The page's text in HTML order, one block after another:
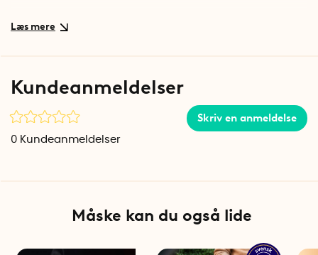
Velegnet til alle typer grill
grillristen, mens dens længde gør, at du kan holde en sikker
afstand til varmen. Sørg dog for at undgå direkte
varmekontakt med håndtaget.
Leder du efter en betænksom gave til en, der elsker at grille?
Kundeanmeldelser
Skriv en anmeldelse
0 Kundeanmeldelser
Måske kan du også lide